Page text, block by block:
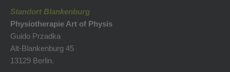
Standort Blankenburg
Physiotherapie Art of Physis
Guido Przadka
Alt-Blankenburg 45
13129 Berlin.